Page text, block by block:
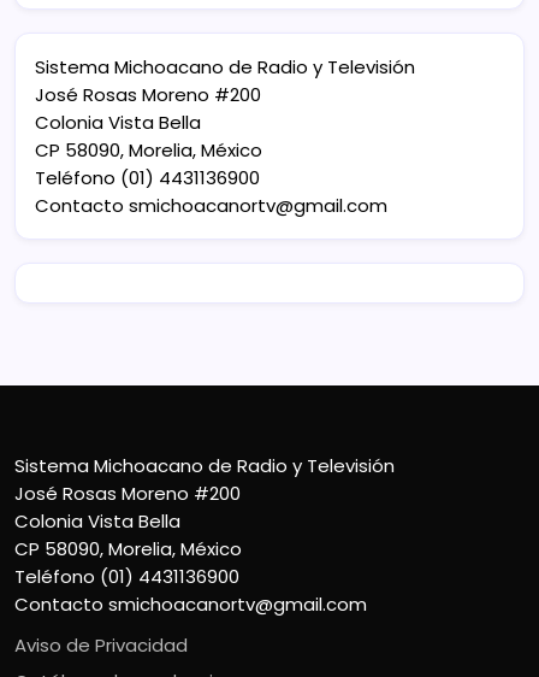
Sistema Michoacano de Radio y Televisión
José Rosas Moreno #200
Colonia Vista Bella
CP 58090, Morelia, México
Teléfono (01) 4431136900
Contacto smichoacanortv@gmail.com
Sistema Michoacano de Radio y Televisión
José Rosas Moreno #200
Colonia Vista Bella
CP 58090, Morelia, México
Teléfono (01) 4431136900
Contacto smichoacanortv@gmail.com
Aviso de Privacidad